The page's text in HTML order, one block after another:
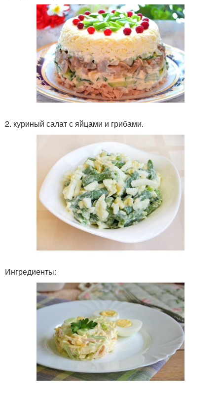
2. куриный салат с яйцами и грибами.
Ингредиенты: